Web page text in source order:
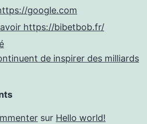
google.com
https://bibetbob.fr/
de inspirer des milliards
sur Hello world!